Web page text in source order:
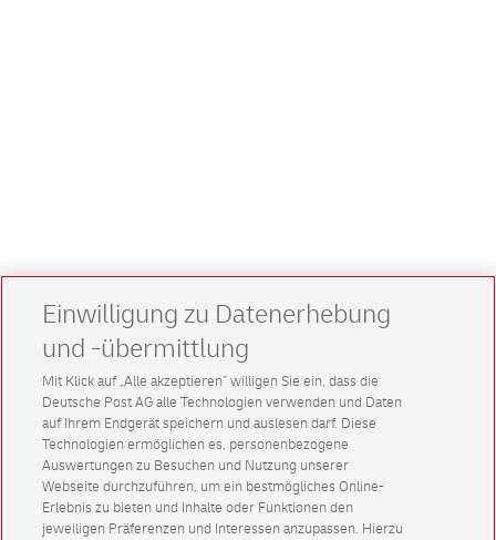
Einwilligung zu Datenerhebung
und -übermittlung
Mit Klick auf „Alle akzeptieren” willigen Sie ein, dass die
Deutsche Post AG alle Technologien verwenden und Daten
auf Ihrem Endgerät speichern und auslesen darf. Diese
Technologien ermöglichen es, personenbezogene
Auswertungen zu Besuchen und Nutzung unserer
Webseite durchzuführen, um ein bestmögliches Online-
Erlebnis zu bieten und Inhalte oder Funktionen den
jeweiligen Präferenzen und Interessen anzupassen. Hierzu